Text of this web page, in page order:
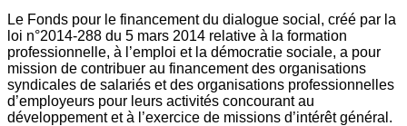
Le Fonds pour le financement du dialogue social, créé par la
loi n°2014-288 du 5 mars 2014 relative à la formation
professionnelle, à l’emploi et la démocratie sociale, a pour
mission de contribuer au financement des organisations
syndicales de salariés et des organisations professionnelles
d’employeurs pour leurs activités concourant au
développement et à l’exercice de missions d’intérêt général.